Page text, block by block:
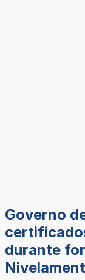
Governo
durante